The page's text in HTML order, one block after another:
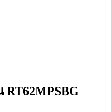
RT62MPSBG